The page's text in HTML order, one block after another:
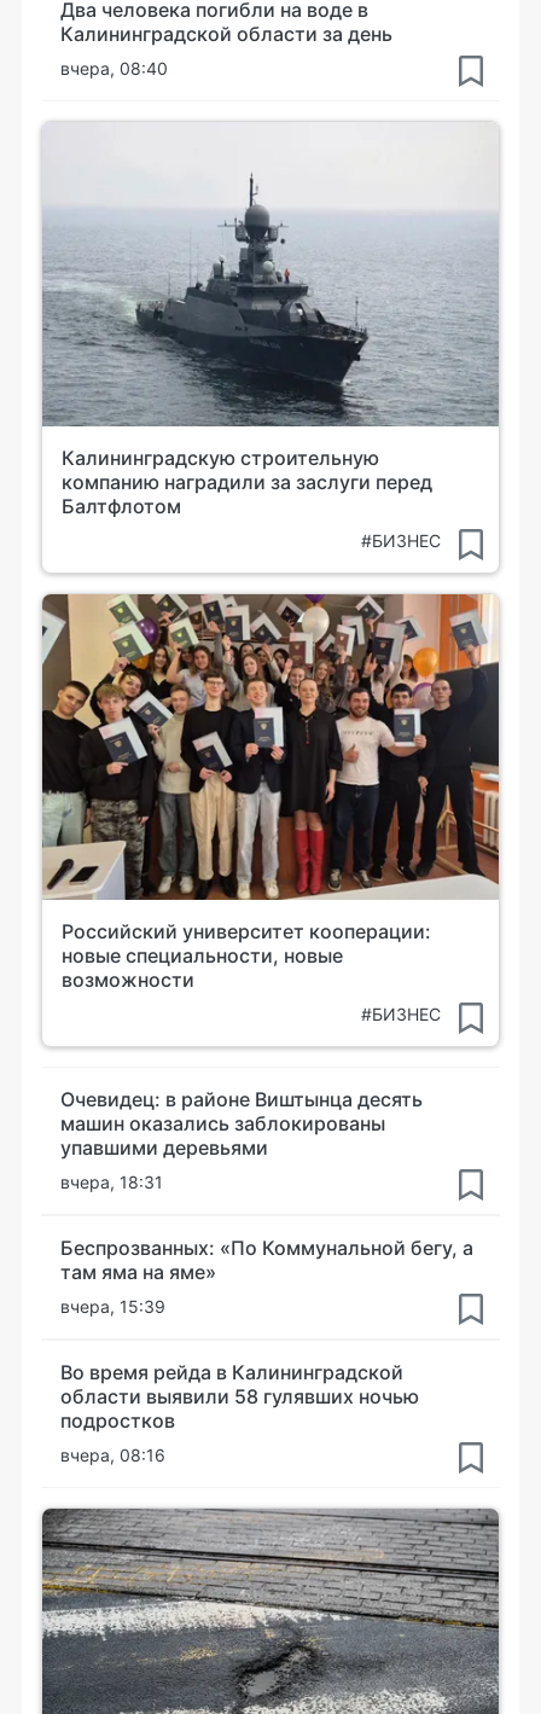
Два человека погибли на воде в
Калининградской области за день
вчера, 08:40
Калининградскую строительную
компанию наградили за заслуги перед
Балтфлотом
#БИЗНЕС
Российский университет кооперации:
новые специальности, новые
возможности
#БИЗНЕС
Очевидец: в районе Виштынца десять
машин оказались заблокированы
упавшими деревьями
вчера, 18:31
Беспрозванных: «По Коммунальной бегу, а
там яма на яме»
вчера, 15:39
Во время рейда в Калининградской
области выявили 58 гулявших ночью
подростков
вчера, 08:16